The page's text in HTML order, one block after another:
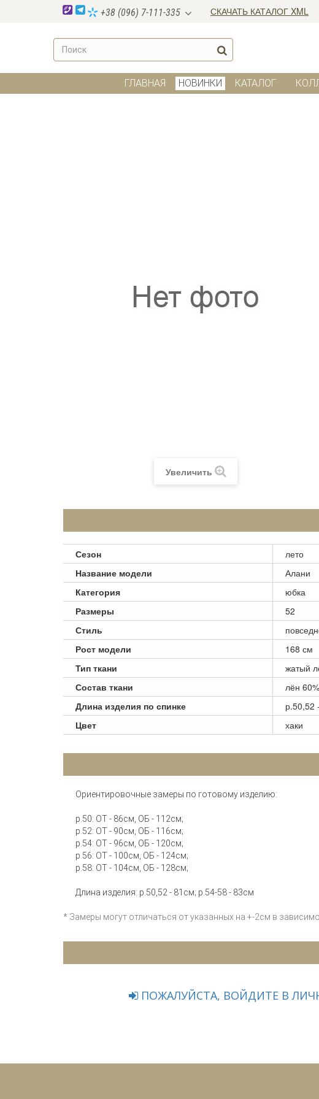
+38 (096) 7-111-335 СКАЧАТЬ КАТАЛОГ XML
ГЛАВНАЯ НОВИНКИ КАТАЛОГ
Увеличить
Сезон
лето
Название модели
Алани
Категория
юбка
Размеры
52
Стиль
Рост модели
168 см
Тип ткани
жатый
Состав ткани
лён
Длина изделия по спинке
р.50,52
Цвет
хаки
Ориентировочные замеры по готовому изделию:
р.50: ОТ - 86см, ОБ - 112см;
р.52: ОТ - 90см, ОБ - 116см;
р.54: ОТ - 96см, ОБ - 120см;
р.56: ОТ - 100см, ОБ - 124см;
р.58: ОТ - 104см, ОБ - 128см;
Длина изделия: р.50,52 - 81см; р.54-58 - 83см
* Замеры могут отличаться от указанных на +-2см в
ПОЖАЛУЙСТА, ВОЙДИТЕ В